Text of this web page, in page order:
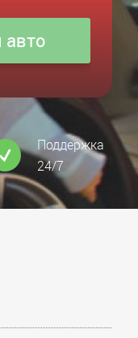
Поддержка
24/7